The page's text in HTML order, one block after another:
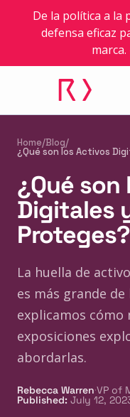
De la política a la
defensa eficaz
marca.
Home/Blog/
¿Qué son los Activos
¿Qué
Digitales
Proteges?
La huella de
es más grande
explicamos
exposiciones
abordarlas.
Rebecca Warren·VP of
Published: July 12,